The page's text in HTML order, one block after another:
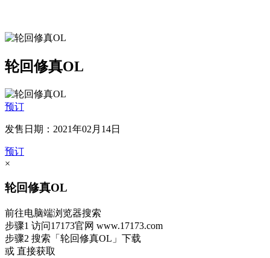
轮回修真OL
预订
发售日期：2021年02月14日
预订
×
轮回修真OL
前往电脑端浏览器搜索
步骤1 访问17173官网 www.17173.com
步骤2 搜索 「轮回修真OL」 下载
或 直接获取